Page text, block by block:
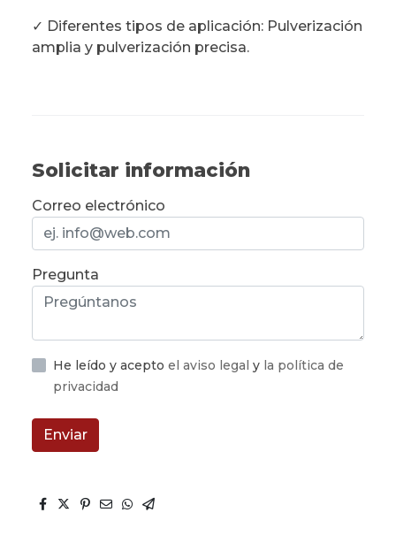
✓ Diferentes tipos de aplicación: Pulverización
amplia y pulverización precisa.
Solicitar información
Correo electrónico
Pregunta
He leído y acepto el aviso legal y la política de
privacidad
Enviar